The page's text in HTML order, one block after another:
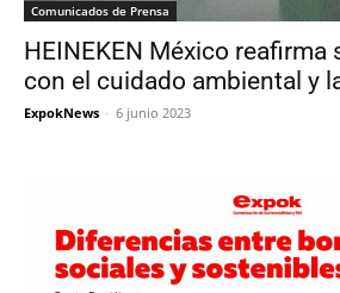
Comunicados de Prensa
HEINEKEN México
con el cuidado ambiental y
ExpokNews - 6 junio 2023